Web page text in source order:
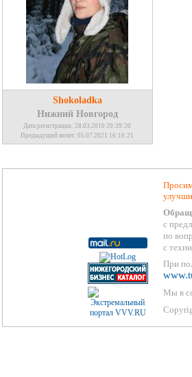
Shokoladka
Нижний Новгород
Дата регистрации: 28.03.2010 20:39:20
Предыдущий визит: 05.07.2021 16:16:21
с
по
с
При
Мы в